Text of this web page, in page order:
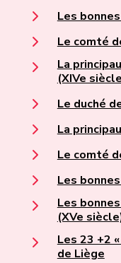
Les
Le comté
La
(XIVe
Le duché
La
Le comté
Les
Les
(XVe
Les 23 +2
de Liège